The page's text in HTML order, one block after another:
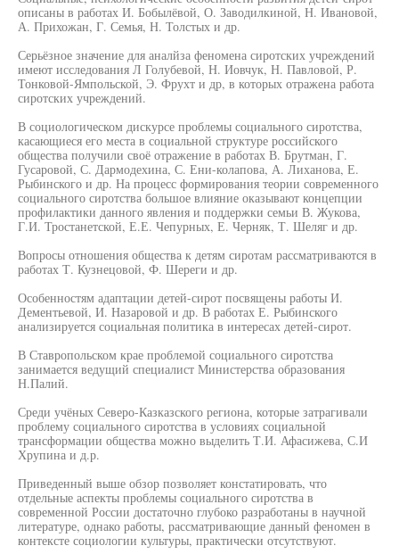
описаны в работах И. Бобылёвой, О. Заводилкиной, Н. Ивановой,
А. Прихожан, Г. Семья, Н. Толстых и др.
Серьёзное значение для аналйза феномена сиротских учреждений
имеют исследования Л Голубевой, Н. Иовчук, Н. Павловой, Р.
Тонковой-Ямпольской, Э. Фрухт и др, в которых отражена работа
сиротских учреждений.
В социологическом дискурсе проблемы социального сиротства,
касающиеся его места в социальной структуре российского
общества получили своё отражение в работах В. Брутман, Г.
Гусаровой, С. Дармодехина, С. Ени-колапова, А. Лиханова, Е.
Рыбинского и др. На процесс формирования теории современного
социального сиротства большое влияние оказывают концепции
профилактики данного явления и поддержки семьи В. Жукова,
Г.И. Тростанетской, Е.Е. Чепурных, Е. Черняк, Т. Шеляг и др.
Вопросы отношения общества к детям сиротам рассматриваются в
работах Т. Кузнецовой, Ф. Шереги и др.
Особенностям адаптации детей-сирот посвящены работы И.
Дементьевой, И. Назаровой и др. В работах Е. Рыбинского
анализируется социальная политика в интересах детей-сирот.
В Ставропольском крае проблемой социального сиротства
занимается ведущий специалист Министерства образования
Н.Палий.
Среди учёных Северо-Казказского региона, которые затрагивали
проблему социального сиротства в условиях социальной
трансформации общества можно выделить Т.И. Афасижева, С.И
Хрупина и д.р.
Приведенный выше обзор позволяет констатировать, что
отдельные аспекты проблемы социального сиротства в
современной России достаточно глубоко разработаны в научной
литературе, однако работы, рассматривающие данный феномен в
контексте социологии культуры, практически отсутствуют.